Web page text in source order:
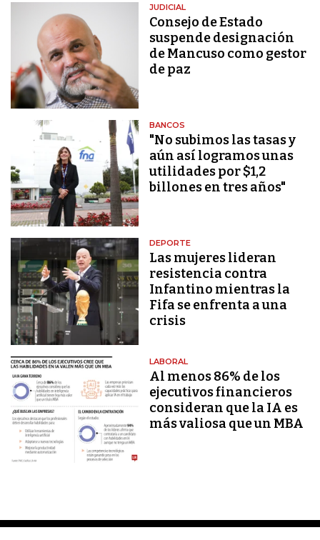
JUDICIAL
Consejo de Estado
suspende designación
de Mancuso como gestor
de paz
BANCOS
"No subimos las tasas y
aún así logramos unas
utilidades por $1,2
billones en tres años"
DEPORTE
Las mujeres lideran
resistencia contra
Infantino mientras la
Fifa se enfrenta a una
crisis
LABORAL
Al menos 86% de los
ejecutivos financieros
consideran que la IA es
más valiosa que un MBA